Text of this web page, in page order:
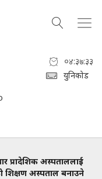
०४:३७:३४
युनिकोड
प्रादेशिक अस्पताललाई
शिक्षण अस्पताल बनाउने